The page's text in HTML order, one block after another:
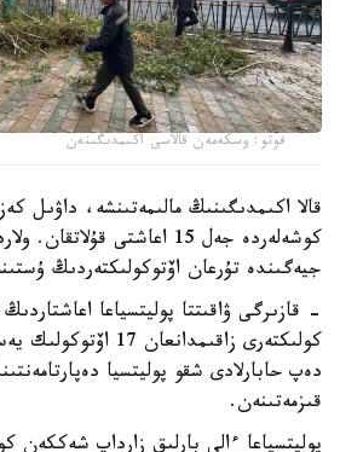
فوتو: وسكەمەن قالاسى اكىمدىگىنەن
قالا اكىمدىگىنىڭ مالىمەتىنشە، داۋىل
كوشەلەردە جەل 15 اعاشتى
جيەگىندە تۇرعان اۆتوكولىكتەردىڭ
- قازىرگى ۋاقىتتا پوليتسياعا
كولىكتەرى
دەپ حابارلادى شقو پوليتسيا
قىزمەتىنەن.